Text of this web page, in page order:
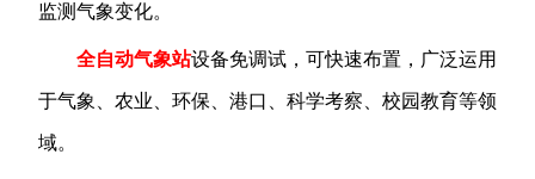
监测气象变化。
全自动气象站设备免调试，可快速布置，广泛运用
于气象、农业、环保、港口、科学考察、校园教育等领
域。